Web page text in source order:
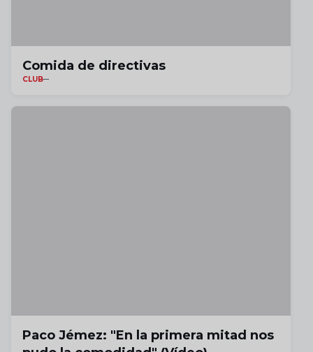
Comida de directivas
CLUB
Paco Jémez: "En la primera mitad nos